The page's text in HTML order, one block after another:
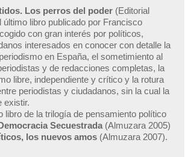
Los perros del poder (Editorial
último libro publicado por Francisco
con gran interés por políticos,
interesados en conocer con detalle la
en España, el sometimiento al
y de redacciones completas, la
libre, independiente y crítico y la rotura
periodistas y ciudadanos, sin la cual la
existir.
libro de la trilogía de pensamiento político
Secuestrada (Almuzara 2005)
los nuevos amos (Almuzara 2007).